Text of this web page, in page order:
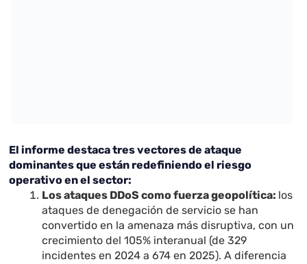
El informe destaca tres vectores de ataque
dominantes que están redefiniendo el riesgo
operativo en el sector:
Los ataques DDoS como fuerza geopolítica: los
ataques de denegación de servicio se han
convertido en la amenaza más disruptiva, con un
crecimiento del 105% interanual (de 329
incidentes en 2024 a 674 en 2025). A diferencia